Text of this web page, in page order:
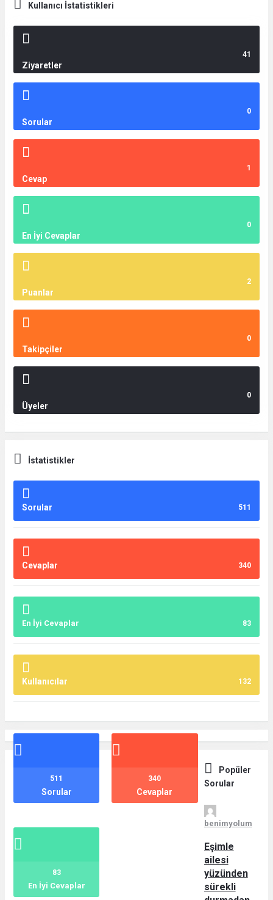
Kullanıcı İstatistikleri
41
Ziyaretler
0
Sorular
1
Cevap
0
En İyi Cevaplar
2
Puanlar
0
Takipçiler
0
Üyeler
İstatistikler
Sorular 511
Cevaplar 340
En İyi Cevaplar 83
Kullanıcılar 132
Sorular
511
Cevaplar
340
En İyi Cevaplar
83
Popüler
Sorular
benimyolum
Eşimle
ailesi
yüzünden
sürekli